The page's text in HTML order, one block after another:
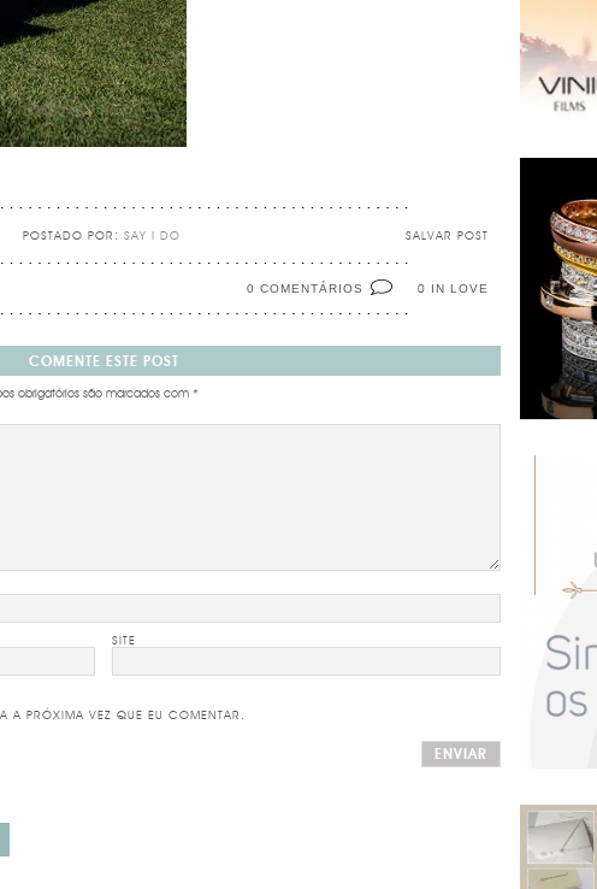
SALVAR POST
POSTADO POR: SAY I DO
0 IN LOVE
0 COMENTÁRIOS
COMENTE ESTE POST
obrigatórios são marcados com *
SITE
A PRÓXIMA VEZ QUE EU COMENTAR.